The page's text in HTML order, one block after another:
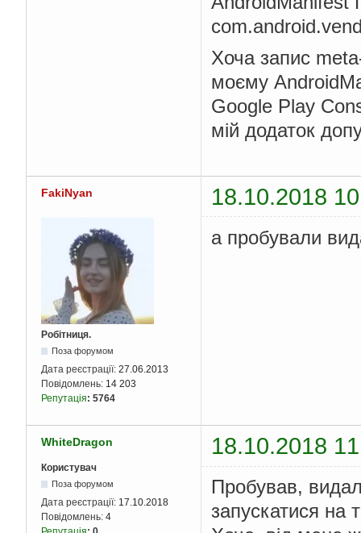
Хоча запис
моєму
Google Play
мій додаток
FakiNyan 18.10.2018
Робітниця.
Поза форумом
Дата реєстрації: 27.06.2013
Повідомлень: 14 203
Репутація: 5764
а пробували
WhiteDragon 18.10.2018
Користувач
Поза форумом
Дата реєстрації: 17.10.2018
Повідомлень: 4
Пробував,
запускатися на